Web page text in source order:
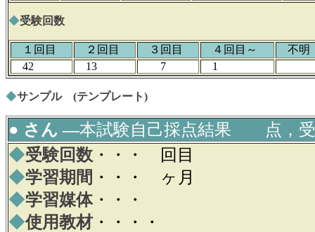
◆受験回数
１回目 ２回目 ３回目 ４回目～
不
42
13 7 1
◆サンプル (テンプレート)
● さん ―本試験自己採点結果 点，
◆受験回数 ・・・ 回目
◆学習期間 ・・・ ヶ月
◆学習媒体・・・
◆使用教材・・・・